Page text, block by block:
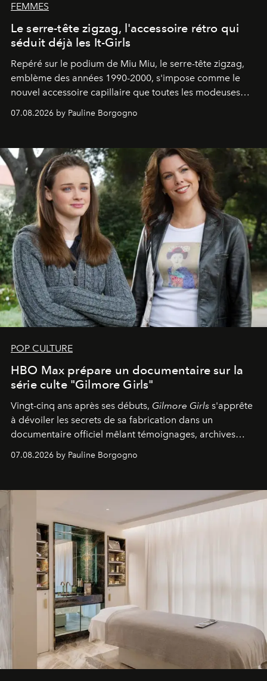
FEMMES
Le serre-tête zigzag, l'accessoire rétro qui
séduit déjà les It-Girls
Repéré sur le podium de Miu Miu, le serre-tête zigzag,
emblème des années 1990-2000, s'impose comme le
nouvel accessoire capillaire que toutes les modeuses
s'arrachent déjà.
07.08.2026 by Pauline Borgogno
POP CULTURE
HBO Max prépare un documentaire sur la
série culte "Gilmore Girls"
Vingt-cinq ans après ses débuts, Gilmore Girls s'apprête
à dévoiler les secrets de sa fabrication dans un
documentaire officiel mêlant témoignages, archives
inédites et plongée dans les coulisses d'un phénomène
générationnel.
07.08.2026 by Pauline Borgogno